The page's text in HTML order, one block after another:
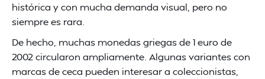
histórica y con mucha demanda visual, pero no
siempre es rara.
De hecho, muchas monedas griegas de 1 euro de
2002 circularon ampliamente. Algunas variantes con
marcas de ceca pueden interesar a coleccionistas,